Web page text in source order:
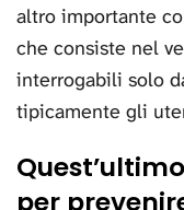
altro importante
che consiste nel
interrogabili solo
tipicamente gli
per